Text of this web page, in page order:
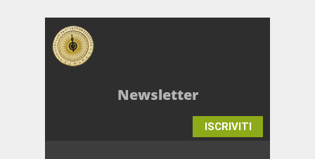
Newsletter
ISCRIVITI